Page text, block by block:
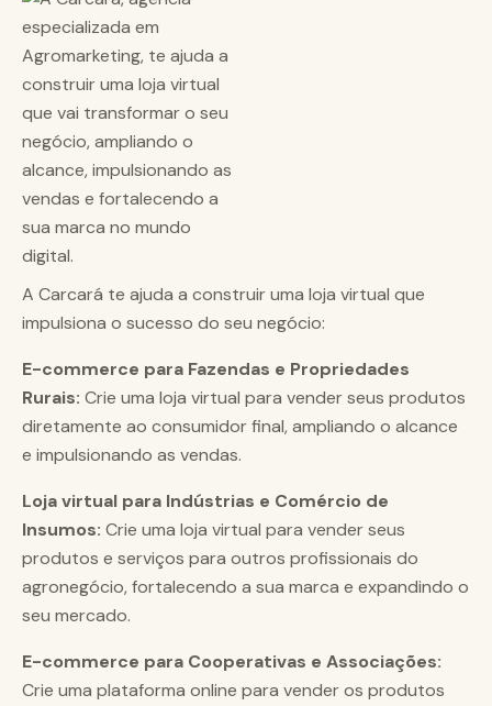
A Carcará te ajuda a construir uma loja virtual que
impulsiona o sucesso do seu negócio:
E-commerce para Fazendas e Propriedades
Rurais: Crie uma loja virtual para vender seus produtos
diretamente ao consumidor final, ampliando o alcance
e impulsionando as vendas.
Loja virtual para Indústrias e Comércio de
Insumos: Crie uma loja virtual para vender seus
produtos e serviços para outros profissionais do
agronegócio, fortalecendo a sua marca e expandindo o
seu mercado.
E-commerce para Cooperativas e Associações:
Crie uma plataforma online para vender os produtos